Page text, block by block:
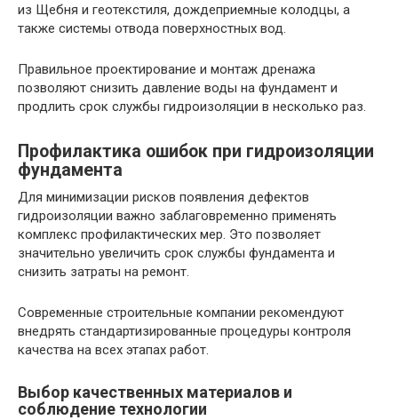
из Щебня и геотекстиля, дождеприемные колодцы, а
также системы отвода поверхностных вод.
Правильное проектирование и монтаж дренажа
позволяют снизить давление воды на фундамент и
продлить срок службы гидроизоляции в несколько раз.
Профилактика ошибок при гидроизоляции
фундамента
Для минимизации рисков появления дефектов
гидроизоляции важно заблаговременно применять
комплекс профилактических мер. Это позволяет
значительно увеличить срок службы фундамента и
снизить затраты на ремонт.
Современные строительные компании рекомендуют
внедрять стандартизированные процедуры контроля
качества на всех этапах работ.
Выбор качественных материалов и
соблюдение технологии